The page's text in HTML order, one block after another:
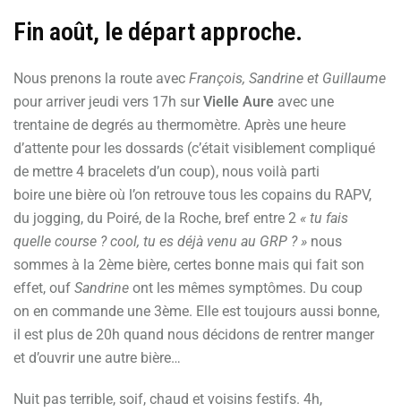
Fin août, le départ approche.
Nous prenons la route avec François, Sandrine et Guillaume
pour arriver jeudi vers 17h surVielle Aure avec une
trentaine de degrés au thermomètre. Après une heure
d’attente pour les dossards (c’était visiblement compliqué
de mettre 4 bracelets d’un coup), nous voilà parti
boire une bière où l’on retrouve tous les copains du RAPV,
du jogging, du Poiré, de la Roche, bref entre 2 « tu fais
quelle course ? cool, tu es déjà venu au GRP ? » nous
sommes à la 2ème bière, certes bonne mais qui fait son
effet, ouf Sandrine ont les mêmes symptômes. Du coup
on en commande une 3ème. Elle est toujours aussi bonne,
il est plus de 20h quand nous décidons de rentrer manger
et d’ouvrir une autre bière…
Nuit pas terrible, soif, chaud et voisins festifs. 4h,